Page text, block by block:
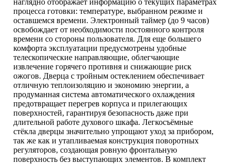
процесса готовки: температуре, выбранном режиме и
оставшемся времени. Электронный таймер (до 9 часов)
освобождает от необходимости постоянного контроля
времени со стороны пользователя. Для еще большего
комфорта эксплуатации предусмотрены удобные
телескопические направляющие, облегчающие
извлечение горячего противня и снижающие риск
ожогов. Дверца с тройным остеклением обеспечивает
отличную теплоизоляцию и экономию энергии, а
продуманная система автоматического охлаждения
предотвращает перегрев корпуса и прилегающих
поверхностей, гарантируя безопасность даже при
длительной работе духового шкафа. Легкосъёмные
стёкла дверцы значительно упрощают уход за прибором,
так же как и утапливаемая конструкция поворотных
регуляторов, создающая ровную фронтальную
поверхность без выступающих элементов. В комплект